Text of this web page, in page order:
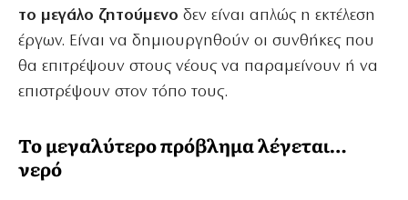
το μεγάλο ζητούμενο δεν είναι απλώς η εκτέλεση
έργων. Είναι να δημιουργηθούν οι συνθήκες που
θα επιτρέψουν στους νέους να παραμείνουν ή να
επιστρέψουν στον τόπο τους.
Το μεγαλύτερο πρόβλημα λέγεται…
νερό